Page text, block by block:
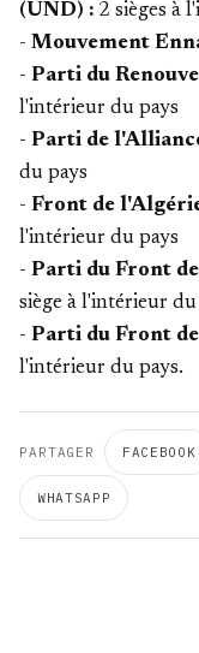
(UND) : 2 sièges à
- Mouvement
- Parti du
l'intérieur du pays
- Parti de
du pays
- Front de
l'intérieur du pays
- Parti du Front
siège à l'intérieur du
- Parti du Front
l'intérieur du pays.
PARTAGER FACEBOOK
WHATSAPP